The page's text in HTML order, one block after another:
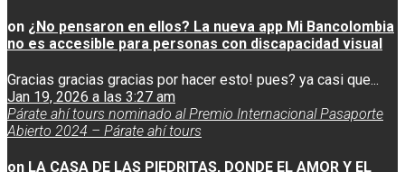
on ¿No pensaron en ellos? La nueva app Mi Bancolombia
no es accesible para personas con discapacidad visual
Gracias gracias gracias por hacer esto! pues? ya casi que...
Jan 19, 2026 a las 3:27 am
Párate ahí tours nominado al Premio Internacional Pasaporte
Abierto 2024 – Párate ahí tours
on LA CASA DE LAS PIEDRITAS, DONDE EL AMOR Y EL